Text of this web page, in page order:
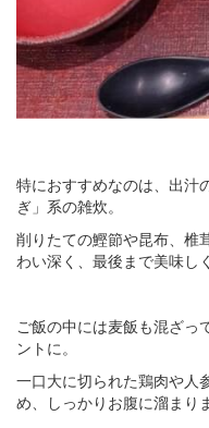
特におすすめなのは、出汁
ぎ」系の雑炊。
削りたての鰹節や昆布、椎
わい深く、最後まで美味し
ご飯の中には麦飯も混ざっ
ントに。
一口大に切られた鶏肉や人
め、しっかりお腹に溜まりま